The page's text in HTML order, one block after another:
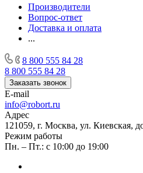
Производители
Вопрос-ответ
Доставка и оплата
...
8 800 555 84 28
8 800 555 84 28
Заказать звонок
E-mail
info@robort.ru
Адрес
121059, г. Москва, ул. Киевская,
Режим работы
Пн. – Пт.: с 10:00 до 19:00